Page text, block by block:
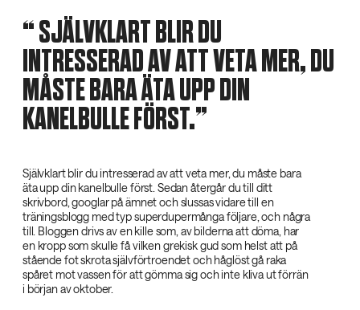
‌ SJÄLVKLART BLIR DU
INTRESSERAD AV ATT VETA MER, DU
MÅSTE BARA ÄTA UPP DIN
KANELBULLE FÖRST.
Självklart blir du intresserad av att veta mer, du måste bara
äta upp din kanelbulle först. Sedan återgår du till ditt
skrivbord, googlar på ämnet och slussas vidare till en
träningsblogg med typ superdupermånga följare, och några
till. Bloggen drivs av en kille som, av bilderna att döma, har
en kropp som skulle få vilken grekisk gud som helst att på
stående fot skrota självförtroendet och håglöst gå raka
spåret mot vassen för att gömma sig och inte kliva ut förrän
i början av oktober.